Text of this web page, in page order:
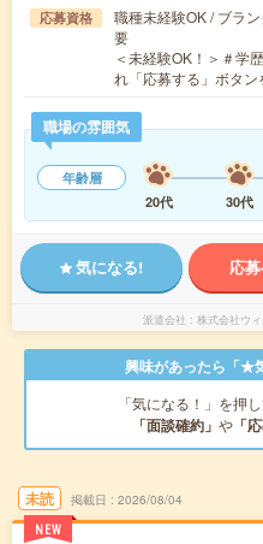
応募資格
職種未経験OK / ブラ
要
＜未経験OK！＞＃学
れ「応募する」ボタ
職場の雰囲気
年齢層
20代
30代
気になる! 応
派遣会社 株式会社ウ
興味があったら「★
「気になる！」を押
「面談確約」 や 「
未読
NEW
掲載日 2026/08/04